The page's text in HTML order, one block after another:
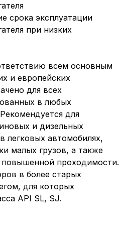
срока эксплуатации
при низких
всем основным
и европейских
для всех
в любых
для
и дизельных
легковых автомобилях,
малых грузов, а также
проходимости.
в более старых
для которых
API SL, SJ.